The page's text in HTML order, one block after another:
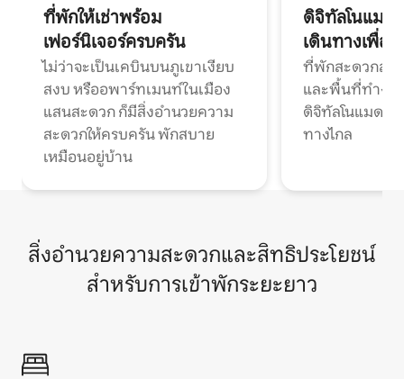
ที่พักให้เช่าพร้อม
เฟอร์นิเจอร์ครบครัน
ไม่ว่าจะเป็นเคบินบนภูเขาเงียบ
สงบ หรืออพาร์ทเมนท์ในเมือง
แสนสะดวก ก็มีสิ่งอำนวยความ
สะดวกให้ครบครัน พักสบาย
เหมือนอยู่บ้าน
ดิจิทัลโนแมด
เดินทางเพื่อ
ที่พักสะดวกสบ
และพื้นที่ทำงา
ดิจิทัลโนแมดแ
ทางไกล
สิ่งอำนวยความสะดวกและสิทธิประโยชน์
สำหรับการเข้าพักระยะยาว